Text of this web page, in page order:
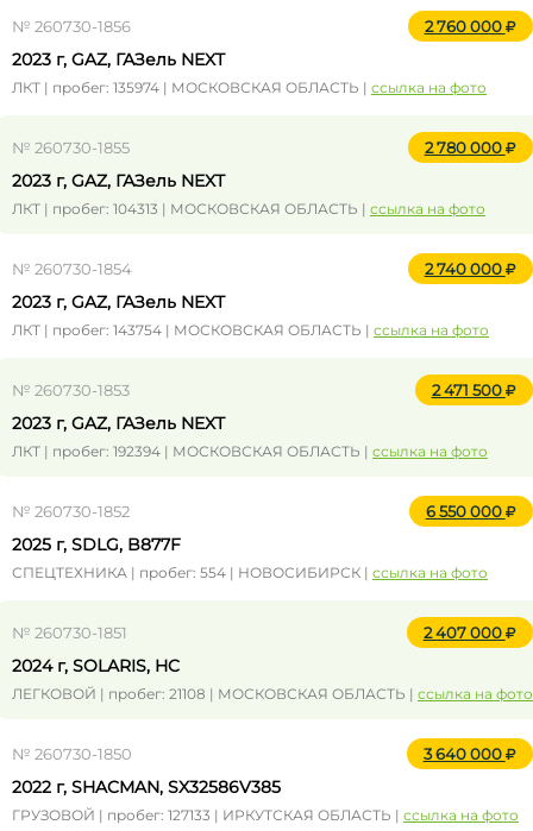
№ 260730-1856 2 760 000
2023 г, GAZ, ГАЗель NEXT
ЛКТ | пробег: 135974 | МОСКОВСКАЯ ОБЛАСТЬ | ссылка на фото
№ 260730-1855 2 780 000
2023 г, GAZ, ГАЗель NEXT
ЛКТ | пробег: 104313 | МОСКОВСКАЯ ОБЛАСТЬ | ссылка на фото
№ 260730-1854 2 740 000
2023 г, GAZ, ГАЗель NEXT
ЛКТ | пробег: 143754 | МОСКОВСКАЯ ОБЛАСТЬ | ссылка на фото
№ 260730-1853 2 471 500
2023 г, GAZ, ГАЗель NEXT
ЛКТ | пробег: 192394 | МОСКОВСКАЯ ОБЛАСТЬ | ссылка на фото
№ 260730-1852 6 550 000
2025 г, SDLG, B877F
СПЕЦТЕХНИКА | пробег: 554 | НОВОСИБИРСК | ссылка на фото
№ 260730-1851 2 407 000
2024 г, SOLARIS, HC
ЛЕГКОВОЙ | пробег: 21108 | МОСКОВСКАЯ ОБЛАСТЬ | ссылка на фото
№ 260730-1850 3 640 000
2022 г, SHACMAN, SX32586V385
ГРУЗОВОЙ | пробег: 127133 | ИРКУТСКАЯ ОБЛАСТЬ | ссылка на фото